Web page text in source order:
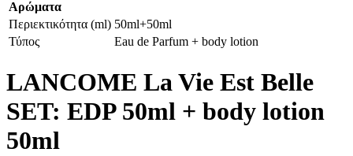
Αρώματα
Περιεκτικότητα (ml) 50ml+50ml
Τύπος
Eau de Parfum + body lotion
LANCOME La Vie Est Belle
SET: EDP 50ml + body lotion
50ml